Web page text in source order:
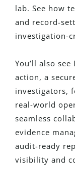
lab. See how
and record-
investigation-
You’ll also see
action, a
investigators,
real-world
seamless
evidence
audit-ready
visibility and